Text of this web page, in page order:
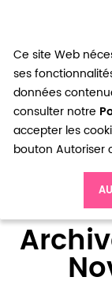
Ce site Web
ses
données
consulter notre
accepter les
bouton Autoriser
Blog